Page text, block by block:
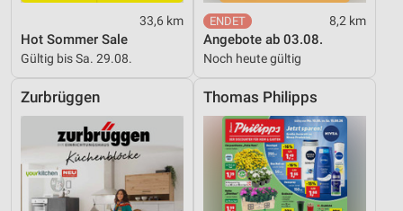
33,6 km
Hot Sommer Sale
Gültig bis Sa. 29.08.
8,2 km
Angebote ab 03.08.
Noch heute gültig
Zurbrüggen Thomas Philipps